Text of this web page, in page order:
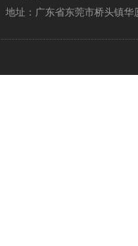
地址：广东省东莞市桥头镇